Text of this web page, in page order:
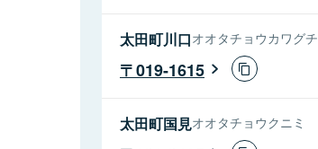
太田町川口オオタチョウカワグチ
019-1615
太田町国見オオタチョウクニミ